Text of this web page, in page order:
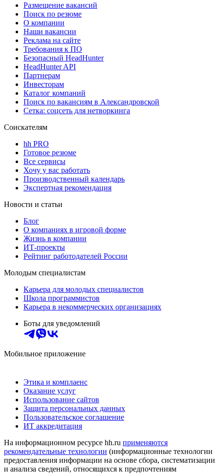
Размещение вакансий
Поиск по резюме
О компании
Наши вакансии
Реклама на сайте
Требования к ПО
Безопасный HeadHunter
HeadHunter API
Партнерам
Инвесторам
Каталог компаний
Поиск по вакансиям в Александровской
Сетка: соцсеть для нетворкинга
Соискателям
hh PRO
Готовое резюме
Все сервисы
Хочу у вас работать
Производственный календарь
Экспертная рекомендация
Новости и статьи
Блог
О компаниях в игровой форме
Жизнь в компании
ИТ-проекты
Рейтинг работодателей России
Молодым специалистам
Карьера для молодых специалистов
Школа программистов
Карьера в некоммерческих организациях
Боты для уведомлений
Мобильное приложение
Этика и комплаенс
Оказание услуг
Использование сайтов
Защита персональных данных
Пользовательское соглашение
ИТ аккредитация
На информационном ресурсе hh.ru применяются
рекомендательные технологии (информационные технологии
предоставления информации на основе сбора, систематизации
и анализа сведений, относящихся к предпочтениям